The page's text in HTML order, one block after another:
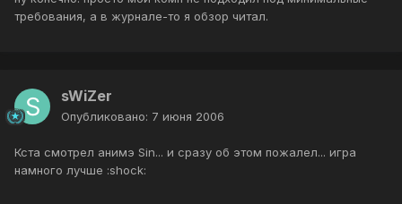
требования, а в журнале-то я обзор читал.
sWiZer
Опубликовано: 7 июня 2006
Кста смотрел анимэ Sin... и сразу об этом пожалел... игра
намного лучше :shock: